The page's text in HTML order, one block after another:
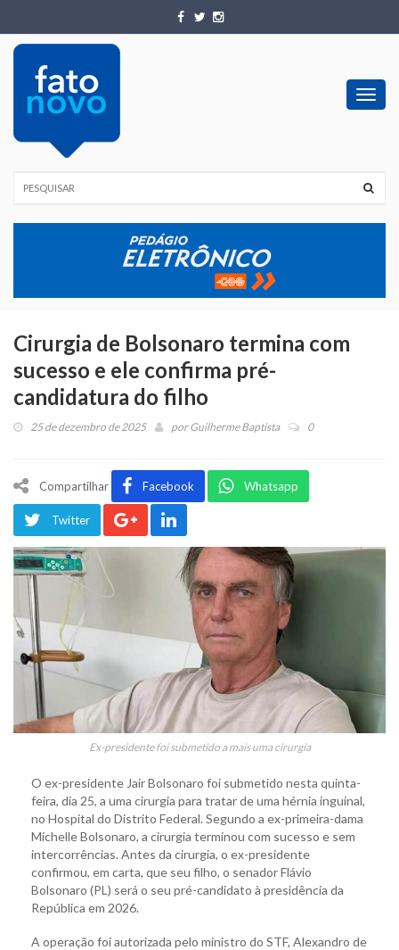
Cirurgia de Bolsonaro termina com
sucesso e ele confirma pré-
candidatura do filho
25 de dezembro de 2025 porGuilherme Baptista 0
Compartilhar Facebook Whatsapp
Twitter
Ex-presidente foi submetido a mais uma cirurgia
O ex-presidente Jair Bolsonaro foi submetido nesta quinta-
feira, dia 25, a uma cirurgia para tratar de uma hérnia inguinal,
no Hospital do Distrito Federal. Segundo a ex-primeira-dama
Michelle Bolsonaro, a cirurgia terminou com sucesso e sem
intercorrências. Antes da cirurgia, o ex-presidente
confirmou, em carta, que seu filho, o senador Flávio
Bolsonaro (PL) será o seu pré-candidato à presidência da
República em 2026.
A operação foi autorizada pelo ministro do STF, Alexandro de